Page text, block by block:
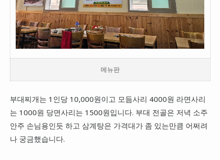
메뉴판
부대찌개는 1인당 10,000원이고 모듬사리 4000원 라면사리
는 1000원 당면사리는 1500원입니다. 부대 전골은 저녁 소주
안주 손님용인듯 하고 삼계탕은 가격대가 좀 있는만큼 어쩌려
나 궁금했습니다.